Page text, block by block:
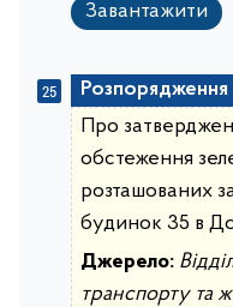
Завантажити
Про
обстеження
розташованих
будинок 35 в
Джерело:
транспорту та